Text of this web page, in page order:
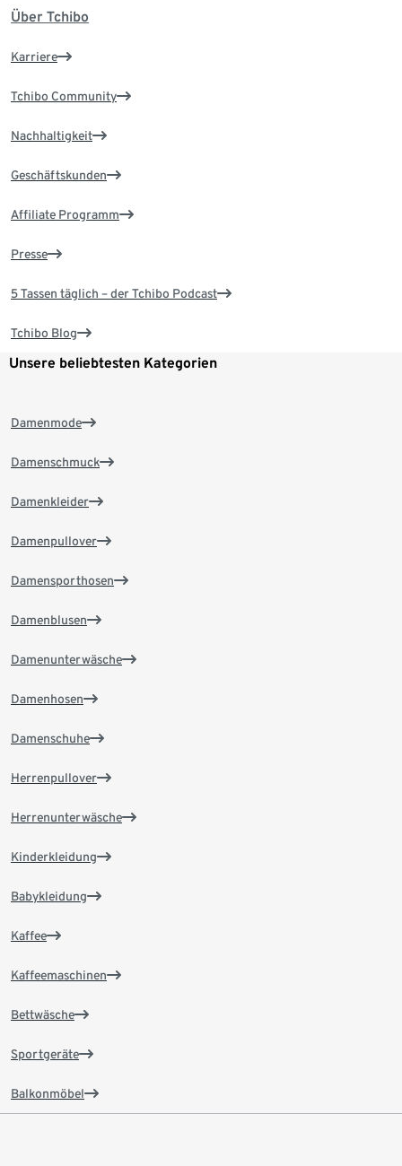
Über Tchibo
Karriere
Tchibo Community
Nachhaltigkeit
Geschäftskunden
Affiliate Programm
Presse
5 Tassen täglich – der Tchibo Podcast
Tchibo Blog
Unsere beliebtesten Kategorien
Damenmode
Damenschmuck
Damenkleider
Damenpullover
Damensporthosen
Damenblusen
Damenunterwäsche
Damenhosen
Damenschuhe
Herrenpullover
Herrenunterwäsche
Kinderkleidung
Babykleidung
Kaffee
Kaffeemaschinen
Bettwäsche
Sportgeräte
Balkonmöbel